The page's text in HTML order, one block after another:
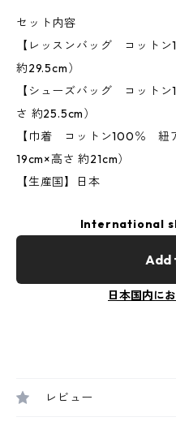
セット内容
【レッスンバッグ コット
約29.5cm）
【シューズバッグ コット
さ 約25.5cm）
【巾着 コットン100％ 紐
19cm×高さ 約21cm）
【生産国】日本
International
Add
日本国内に
レビュー